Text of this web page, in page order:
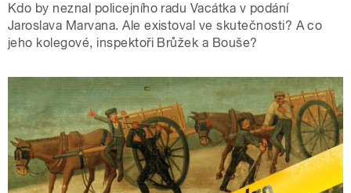
Kdo by neznal policejního radu Vacátka v podání
Jaroslava Marvana. Ale existoval ve skutečnosti? A co
jeho kolegové, inspektoři Brůžek a Bouše?